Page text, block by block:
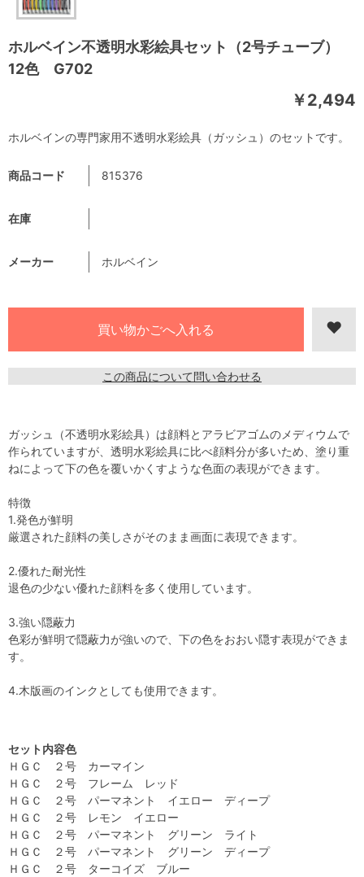
ホルベイン不透明水彩絵具セット（2号チューブ）
12色 G702
￥2,494
商品コード 815376
在庫
メーカー ホルベイン
この商品について問い合わせる
ホルベインの専門家用不透明水彩絵具（ガッシュ）のセットです。
ガッシュ（不透明水彩絵具）は顔料とアラビアゴムのメディウムで
作られていますが、透明水彩絵具に比べ顔料分が多いため、塗り重
ねによって下の色を覆いかくすような色面の表現ができます。
特徴
1.発色が鮮明
厳選された顔料の美しさがそのまま画面に表現できます。
2.優れた耐光性
退色の少ない優れた顔料を多く使用しています。
3.強い隠蔽力
色彩が鮮明で隠蔽力が強いので、下の色をおおい隠す表現ができま
す。
4.木版画のインクとしても使用できます。
セット内容色
ＨＧＣ ２号 カーマイン
ＨＧＣ ２号 フレーム レッド
ＨＧＣ ２号 パーマネント イエロー ディープ
ＨＧＣ ２号 レモン イエロー
ＨＧＣ ２号 パーマネント グリーン ライト
ＨＧＣ ２号 パーマネント グリーン ディープ
ＨＧＣ ２号 ターコイズ ブルー